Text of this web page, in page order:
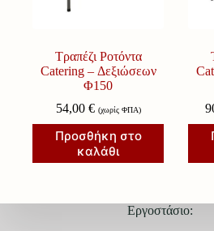
Τραπέζι Ροτόντα
Catering – Δεξιώσεων
Φ150
54,00 € (χωρίς ΦΠΑ)
Προσθήκη στο
καλάθι
Εργοστάσιο: